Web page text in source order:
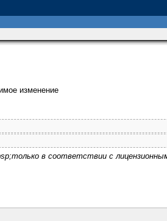
изменение
в соответствии с